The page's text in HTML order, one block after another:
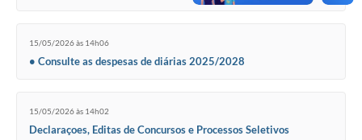
15/05/2026 às 14h06
• Consulte as despesas de diárias 2025/2028
15/05/2026 às 14h02
Declaraçoes, Editas de Concursos e Processos Seletivos